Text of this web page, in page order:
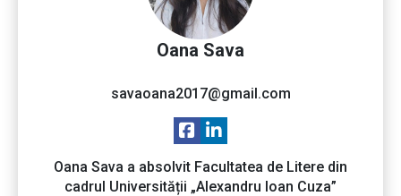
Oana Sava
savaoana2017@gmail.com
Oana Sava a absolvit Facultatea de Litere din
cadrul Universității „Alexandru Ioan Cuza”